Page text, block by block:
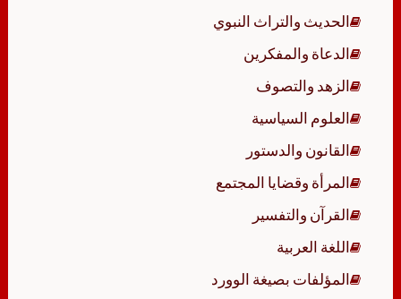
الحديث والتراث النبوي
الدعاة والمفكرين
الزهد والتصوف
العلوم السياسية
القانون والدستور
المرأة وقضايا المجتمع
القرآن والتفسير
اللغة العربية
المؤلفات بصيغة الوورد